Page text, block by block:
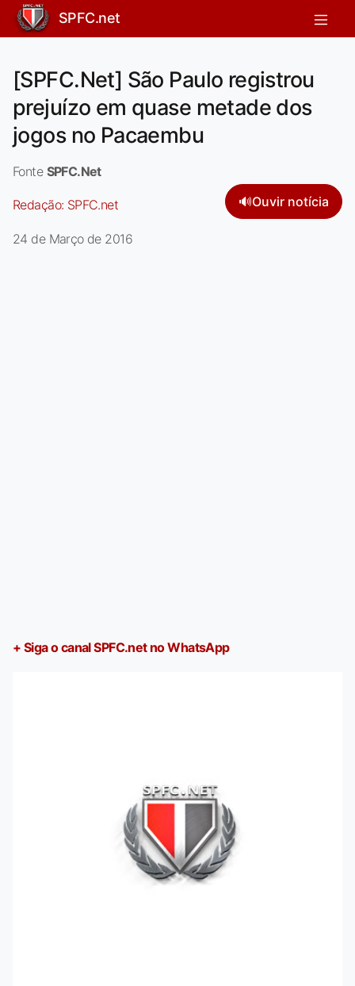
SPFC.net
[SPFC.Net] São Paulo registrou
prejuízo em quase metade dos
jogos no Pacaembu
Fonte SPFC.Net
Redação: SPFC.net 🔊Ouvir notícia
24 de Março de 2016
+ Siga o canal SPFC.net no WhatsApp